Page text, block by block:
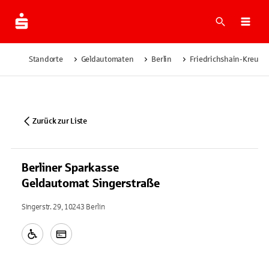
Suche
Standorte Geldautomaten Berlin Friedrichshain-
Zurück zur Liste
Berliner Sparkasse
Geldautomat Singerstraße
Singerstr. 29, 10243 Berlin